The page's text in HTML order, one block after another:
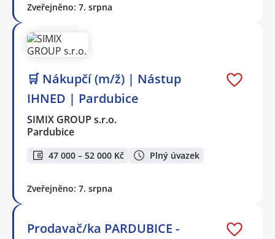
Zveřejněno: 7. srpna
🛒 Nákupčí (m/ž) | Nástup
IHNED | Pardubice
SIMIX GROUP s.r.o.
Pardubice
47 000 – 52 000 Kč Plný úvazek
Zveřejněno: 7. srpna
Prodavač/ka PARDUBICE -